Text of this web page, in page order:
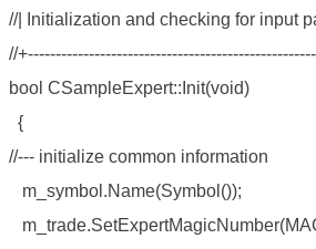
//| Initialization and checking for
//
bool CSampleExpert::Init(void)
{
//--- initialize common information
m_symbol.Name(Symbol()); //